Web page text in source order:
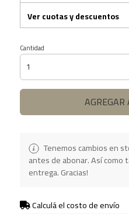
Ver cuotas y descuentos
Cantidad
Tenemos cambios en
antes de abonar. Así como
entrega. Gracias!
Calculá el costo de envío